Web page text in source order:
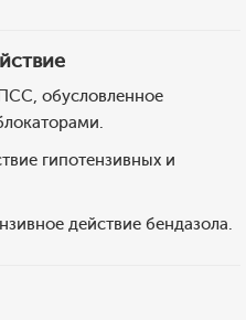
обусловленное
гипотензивных и
действие бендазола.